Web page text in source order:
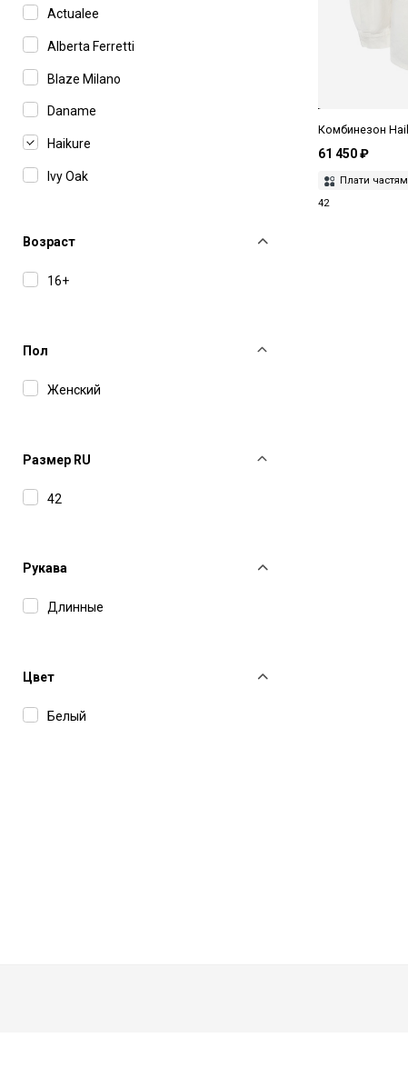
Actualee
Alberta Ferretti
Blaze Milano
Daname
Haikure
Ivy Oak
MVP Wardrobe
Norma Kamali
Возраст
16+
Пол
Женский
Размер RU
42
Рукава
Длинные
Цвет
Белый
Комбинезон
61 450 ₽
Плати
42